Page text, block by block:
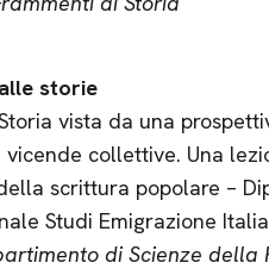
storie
vista da una
collettive. Una
scrittura popolare –
Studi Emigrazione
di Scienze della